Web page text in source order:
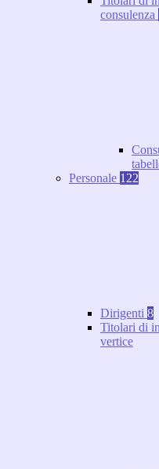
consulenza
Personale 122
Dirigenti 8
Titolari di
vertice